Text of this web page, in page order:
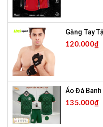
Găng Tay
120.000₫
Áo Đá Banh
135.000₫